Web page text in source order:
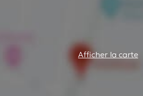
Afficher la carte